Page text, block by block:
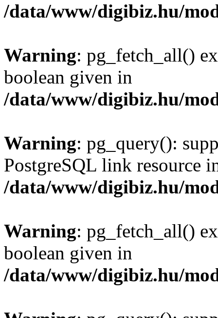
/data/www/digibiz.hu/
Warning: pg_fetch_all()
boolean given in
/data/www/digibiz.hu/
Warning: pg_query():
PostgreSQL link resource
/data/www/digibiz.hu/
Warning: pg_fetch_all()
boolean given in
/data/www/digibiz.hu/